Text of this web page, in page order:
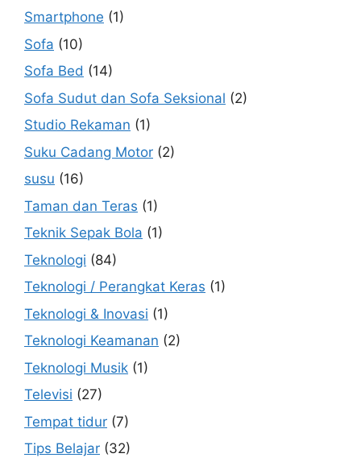
Smartphone (1)
Sofa (10)
Sofa Bed (14)
Sofa Sudut dan Sofa Seksional (2)
Studio Rekaman (1)
Suku Cadang Motor (2)
susu (16)
Taman dan Teras (1)
Teknik Sepak Bola (1)
Teknologi (84)
Teknologi / Perangkat Keras (1)
Teknologi & Inovasi (1)
Teknologi Keamanan (2)
Teknologi Musik (1)
Televisi (27)
Tempat tidur (7)
Tips Belajar (32)